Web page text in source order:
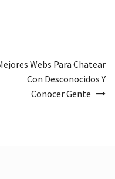
Webs Para Chatear
Con Desconocidos Y
Conocer Gente